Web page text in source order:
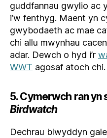
guddfannau gwylio ac
i’w fenthyg. Maent yn
gwybodaeth ac mae
chi allu mwynhau
adar. Dewch o hyd i’r
WWT agosaf atoch chi.
5. Cymerwch ran yn
Birdwatch
Dechrau blwyddyn